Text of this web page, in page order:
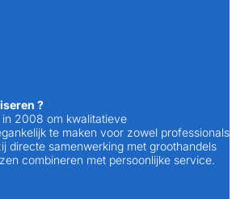
?
2008 om kwalitatieve
te maken voor zowel professionals
directe samenwerking met groothandels
combineren met persoonlijke service.